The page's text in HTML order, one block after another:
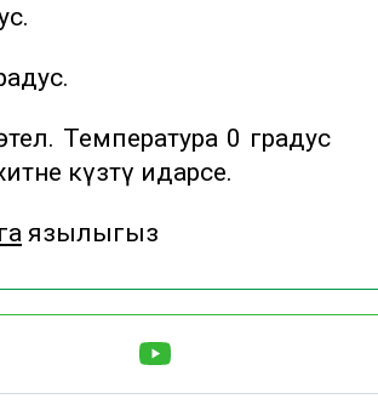
Температура 0 градус
күзәтү идарәсе.
язылыгыз